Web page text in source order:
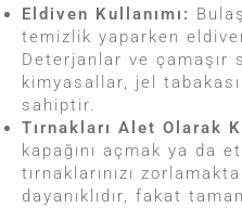
Eldiven Kullanımı:
temizlik yaparken
Deterjanlar ve çamaşır
kimyasallar, jel
sahiptir.
Tırnakları Alet Olarak
kapağını açmak ya da
tırnaklarınızı
dayanıklıdır, fakat